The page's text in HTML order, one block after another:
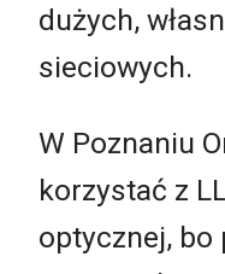
dużych,
sieciowych.
W Poznaniu
korzystać z
optycznej, bo